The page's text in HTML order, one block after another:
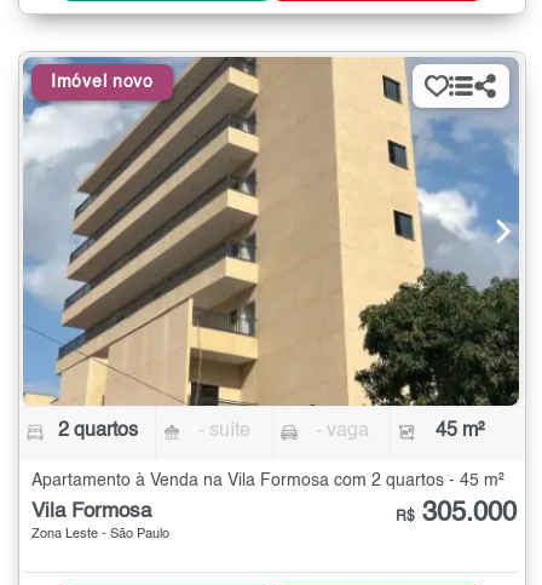
Imóvel novo
2 quartos - suíte - vaga 45 m²
Apartamento à Venda na Vila Formosa com 2 quartos - 45 m²
Vila Formosa
Zona Leste - São Paulo
R$ 305.000